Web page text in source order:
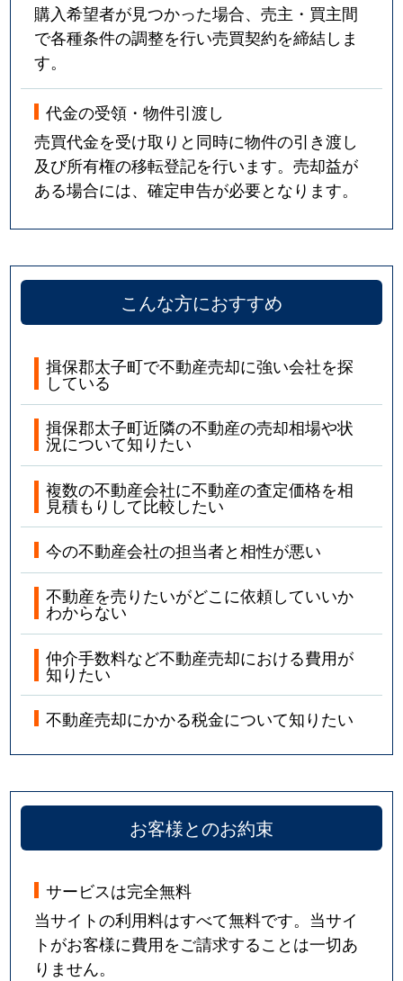
購入希望者が見つかった場合、売主・買主間
で各種条件の調整を行い売買契約を締結しま
す。
代金の受領・物件引渡し
売買代金を受け取りと同時に物件の引き渡し
及び所有権の移転登記を行います。売却益が
ある場合には、確定申告が必要となります。
こんな方におすすめ
揖保郡太子町で不動産売却に強い会社を探
している
揖保郡太子町近隣の不動産の売却相場や状
況について知りたい
複数の不動産会社に不動産の査定価格を相
見積もりして比較したい
今の不動産会社の担当者と相性が悪い
不動産を売りたいがどこに依頼していいか
わからない
仲介手数料など不動産売却における費用が
知りたい
不動産売却にかかる税金について知りたい
お客様とのお約束
サービスは完全無料
当サイトの利用料はすべて無料です。当サイ
トがお客様に費用をご請求することは一切あ
りません。